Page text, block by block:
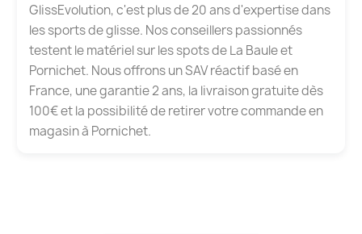
GlissEvolution, c'est plus de 20 ans d'expertise dans
les sports de glisse. Nos conseillers passionnés
testent le matériel sur les spots de La Baule et
Pornichet. Nous offrons un SAV réactif basé en
France, une garantie 2 ans, la livraison gratuite dès
100€ et la possibilité de retirer votre commande en
magasin à Pornichet.